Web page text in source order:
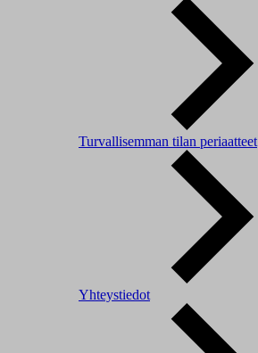
Turvallisemman tilan periaatteet
Yhteystiedot